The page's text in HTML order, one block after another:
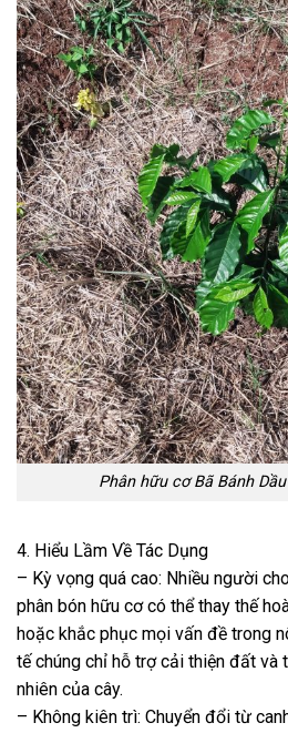
Phân hữu cơ Bã Bánh
4. Hiểu Lầm Về Tác Dụng
– Kỳ vọng quá cao: Nhiều người
phân bón hữu cơ có thể thay thế
hoặc khắc phục mọi vấn đề trong
tế chúng chỉ hỗ trợ cải thiện đất và
nhiên của cây.
– Không kiên trì: Chuyển đổi từ